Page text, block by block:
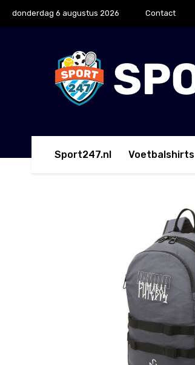
donderdag 6 augustus 2026 Contact
Sport247.nl Voetbalshirts